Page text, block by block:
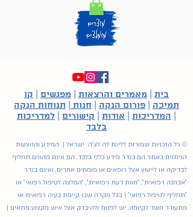
בית מאמרים והרצאות מפגשים
קו
תמיכה
פורום הנקה חנות
תנוחות הנקה
המדריכות אודות קישורים
למדריכות
בלבד
© כל הזכויות שמורות לליגת לה לצ'ה ישראל | המידע וההצעות
הניתנים באתר הם בגדר מידע כללי בלבד. הם אינם מהווים תחליף
לבדיקה או לייעוץ אצל רופאים או מומחים אחרים, ואינם בגדר
"אבחנה רפואית", "חוות דעת רפואית", "המלצה לטיפול רפואי" או
"תחליף לטיפול רפואי" | בכל מקרה שבו קיימת בעיה רפואית או
מתעורר חשד לקיומה, יש לפנות ולהיבדק אצל איש מקצוע מתאים |